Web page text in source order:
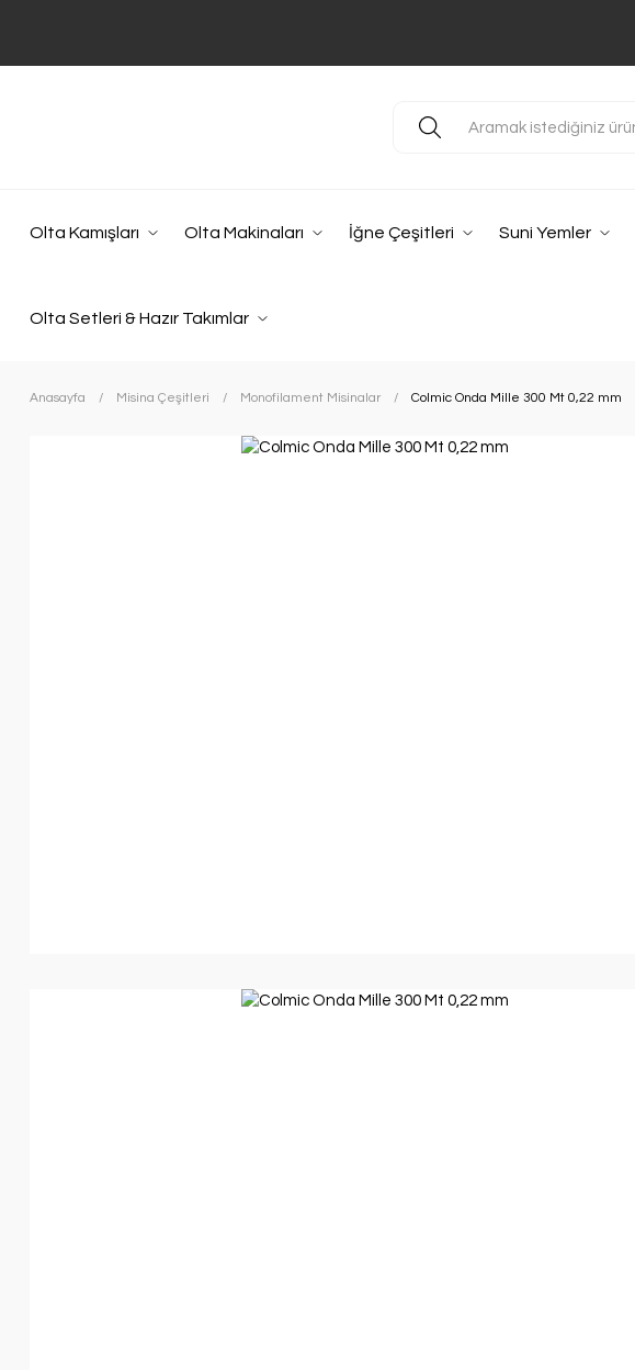
Olta Kamışları Olta Makinaları İğne Çeşitleri Suni Yemler
Olta Setleri & Hazır Takımlar
Anasayfa Misina Çeşitleri Monofilament Misinalar Colmic Onda Mille 300 Mt 0,22 mm